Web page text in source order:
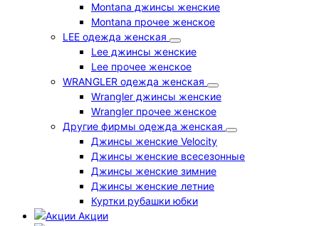
Montana джинсы женские
Montana прочее женское
LEE одежда женская
Lee джинсы женские
Lee прочее женское
WRANGLER одежда женская
Wrangler джинсы женские
Wrangler прочее женское
Другие фирмы одежда женская
Джинсы женские Velocity
Джинсы женские всесезонные
Джинсы женские зимние
Джинсы женские летние
Куртки рубашки юбки
Акции